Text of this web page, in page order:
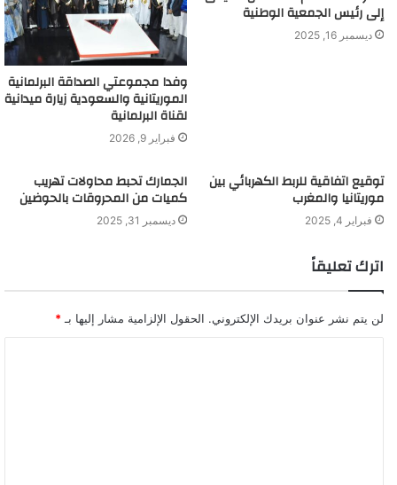
إلى رئيس الجمعية الوطنية
ديسمبر 16, 2025
وفدا مجموعتي الصداقة البرلمانية
الموريتانية والسعودية زيارة ميدانية
لقناة البرلمانية
فبراير 9, 2026
توقيع اتفاقية للربط الكهربائي بين
موريتانيا والمغرب
فبراير 4, 2025
الجمارك تحبط محاولات تهريب
كميات من المحروقات بالحوضين
ديسمبر 31, 2025
اترك تعليقاً
لن يتم نشر عنوان بريدك الإلكتروني. الحقول الإلزامية مشار إليها بـ *